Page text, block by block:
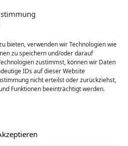
bieten, verwenden wir Technologien wie
zu speichern und/oder darauf
zustimmst, können wir Daten
IDs auf dieser Website
nicht erteilst oder zurückziehst,
Funktionen beeinträchtigt werden.
– 2 Std.) und 6 praktische
begrenzt.